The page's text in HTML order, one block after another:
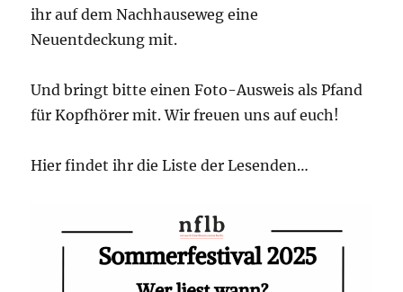
ihr auf dem Nachhauseweg eine
Neuentdeckung mit.
Und bringt bitte einen Foto-Ausweis als Pfand
für Kopfhörer mit. Wir freuen uns auf euch!
Hier findet ihr die Liste der Lesenden…